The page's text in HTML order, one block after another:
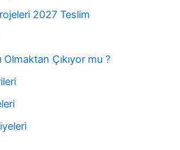
2027 Teslim
Olmaktan Çıkıyor mu ?